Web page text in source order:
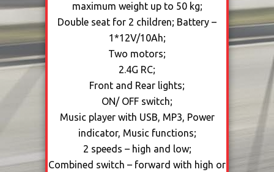
maximum weight up to 50 kg;
Double seat for 2 children; Battery –
1*12V/10Ah;
Two motors;
2.4G RC;
Front and Rear lights;
ON/ OFF switch;
Music player with USB, MP3, Power
indicator, Music functions;
2 speeds – high and low;
Combined switch – forward with high or